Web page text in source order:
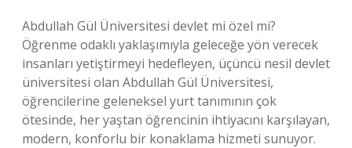
Abdullah Gül Üniversitesi devlet mi özel mi?
Öğrenme odaklı yaklaşımıyla geleceğe yön verecek
insanları yetiştirmeyi hedefleyen, üçüncü nesil devlet
üniversitesi olan Abdullah Gül Üniversitesi,
öğrencilerine geleneksel yurt tanımının çok
ötesinde, her yaştan öğrencinin ihtiyacını karşılayan,
modern, konforlu bir konaklama hizmeti sunuyor.